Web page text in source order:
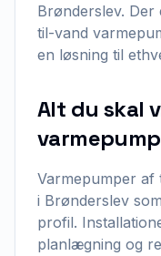
Brønderslev.
til-vand
en løsning til
Alt du skal
Varmepumper
i Brønderslev
profil.
planlægning og